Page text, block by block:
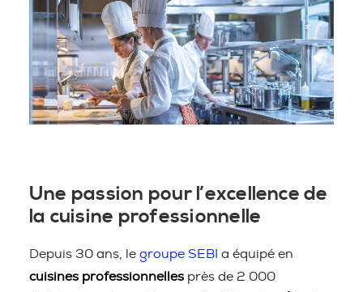
Une passion pour l’excellence de
la cuisine professionnelle
Depuis 30 ans, le groupe SEBI a équipé en
cuisines professionnelles près de 2 000